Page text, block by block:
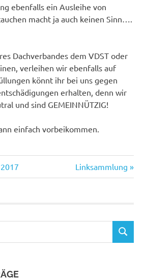
ebenfalls ein Ausleihe von
macht ja auch keinen Sinn….
Dachverbandes dem VDST oder
verleihen wir ebenfalls auf
könnt ihr bei uns gegen
erhalten, denn wir
und sind GEMEINNÜTZIG!
einfach vorbeikommen.
Nächster
Beitrag:
Linksammlung
SUCHEN